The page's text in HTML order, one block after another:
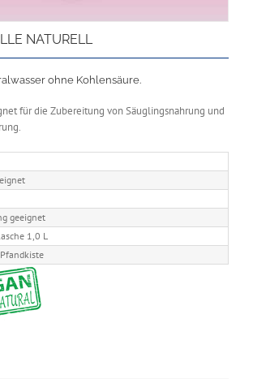
NATURELL
ohne Kohlensäure.
für die Zubereitung von Säuglingsnahrung und
geeignet
1,0 L